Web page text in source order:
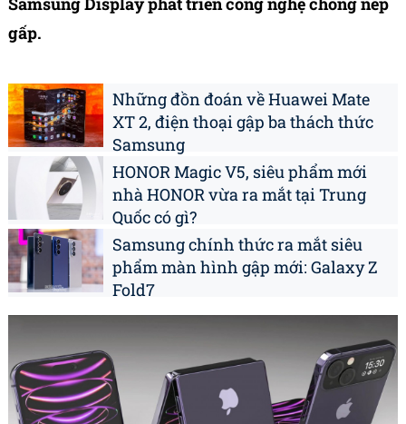
gấp.
Những đồn đoán về Huawei Mate
XT 2, điện thoại gập ba thách thức
Samsung
​​HONOR Magic V5, siêu phẩm mới
nhà HONOR vừa ra mắt tại Trung
Quốc có gì?
Samsung chính thức ra mắt siêu
phẩm màn hình gập mới: Galaxy Z
Fold7